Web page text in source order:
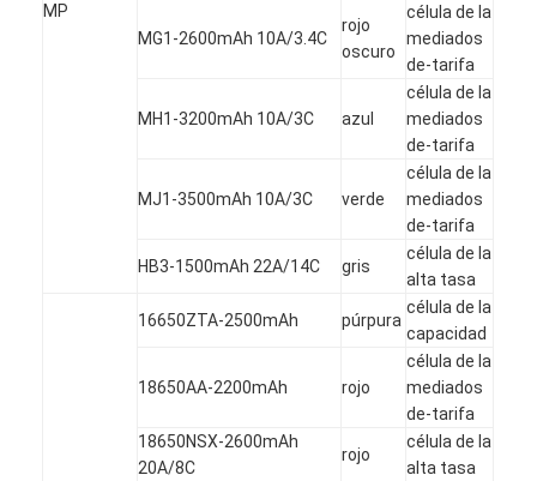
MP
MG1-2600mAh 10A/3.4C
rojo
oscuro
célula de la
mediados
de-tarifa
MH1-3200mAh 10A/3C azul
célula de la
mediados
de-tarifa
MJ1-3500mAh 10A/3C verde
célula de la
mediados
de-tarifa
HB3-1500mAh 22A/14C gris
célula de la
alta tasa
16650ZTA-2500mAh púrpura
célula de la
capacidad
18650AA-2200mAh rojo
célula de la
mediados
de-tarifa
18650NSX-2600mAh
20A/8C
rojo
célula de la
alta tasa